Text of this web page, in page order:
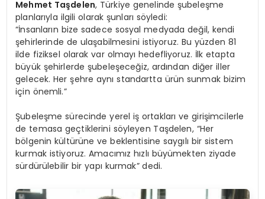
Mehmet Taşdelen, Türkiye genelinde şubeleşme
planlarıyla ilgili olarak şunları söyledi:
“İnsanların bize sadece sosyal medyada değil, kendi
şehirlerinde de ulaşabilmesini istiyoruz. Bu yüzden 81
ilde fiziksel olarak var olmayı hedefliyoruz. İlk etapta
büyük şehirlerde şubeleşeceğiz, ardından diğer iller
gelecek. Her şehre aynı standartta ürün sunmak bizim
için önemli.”
Şubeleşme sürecinde yerel iş ortakları ve girişimcilerle
de temasa geçtiklerini söyleyen Taşdelen, “Her
bölgenin kültürüne ve beklentisine saygılı bir sistem
kurmak istiyoruz. Amacımız hızlı büyümekten ziyade
sürdürülebilir bir yapı kurmak” dedi.